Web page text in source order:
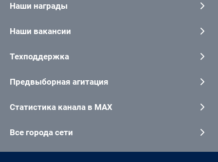
Наши награды
Наши вакансии
Техподдержка
Предвыборная агитация
Статистика канала в MAX
Все города сети